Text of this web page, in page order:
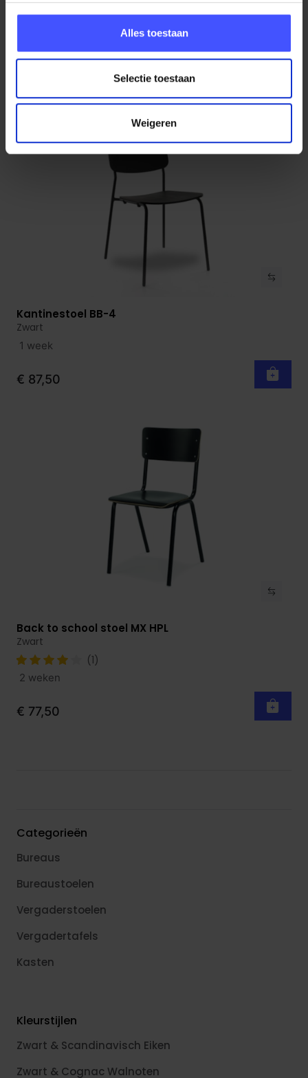
Alles toestaan
Selectie toestaan
Weigeren
Zwart Eiken
3-5 werkdagen
€ 229,00
Bekijk product
Kantinestoel BB-4
Zwart
1 week
€ 87,50
Bekijk product
Back to school stoel MX HPL
Zwart
(1)
2 weken
€ 77,50
Categorieën
Bureaus
Bureaustoelen
Vergaderstoelen
Vergadertafels
Kasten
Kleurstijlen
Zwart & Scandinavisch Eiken
Zwart & Cognac Walnoten